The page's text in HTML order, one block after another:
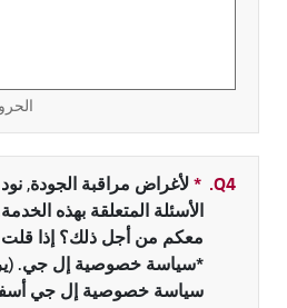
Q4.
*حقل مطلوب
لأغراض مراقبة الجودة,
الأسئلة المتعلقة بهذه
معكم من أجل ذلك؟ إذا
*سياسة خصوصية إل جي.
سياسة خصوصية إل جي